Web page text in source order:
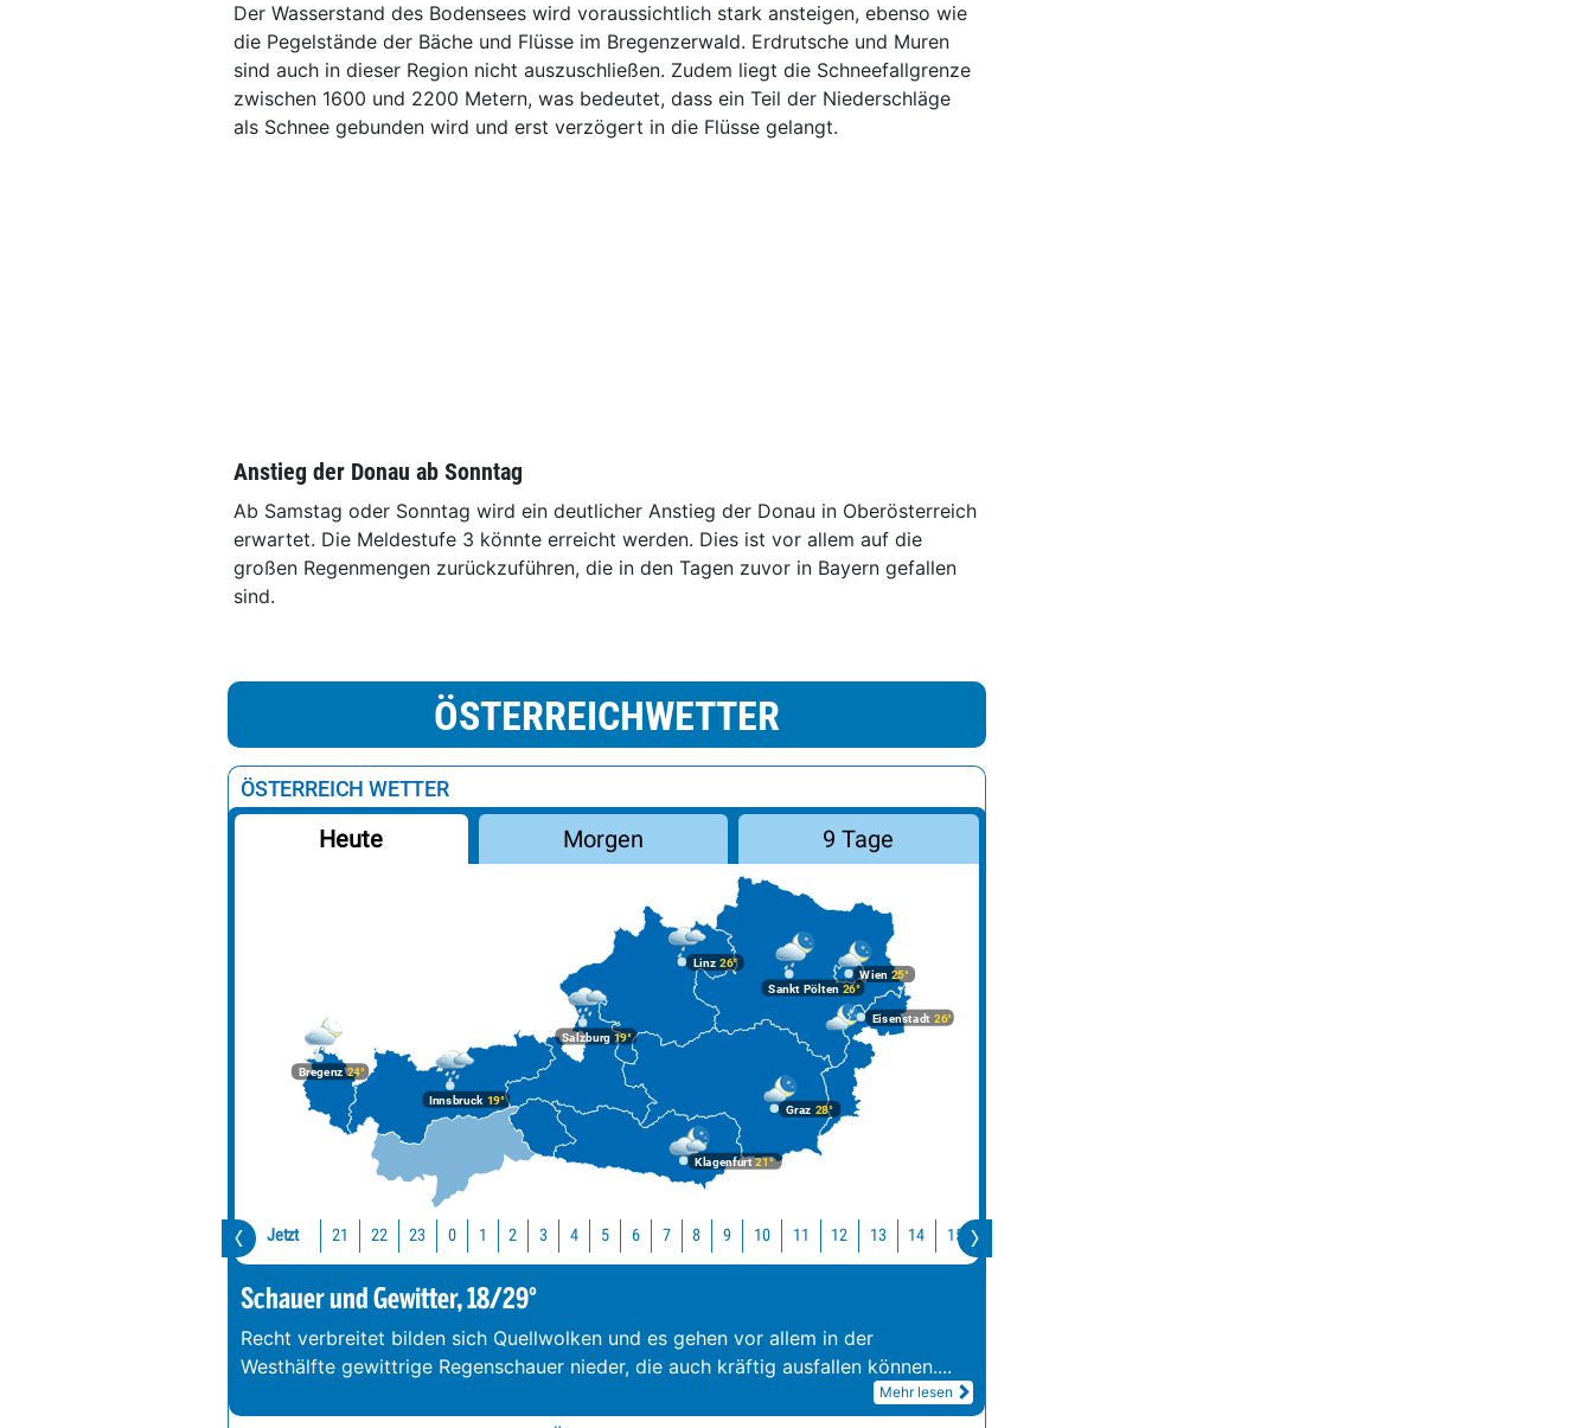
Der Wasserstand des Bodensees wird voraussichtlich stark ansteigen, ebenso wie
die Pegelstände der Bäche und Flüsse im Bregenzerwald. Erdrutsche und Muren
sind auch in dieser Region nicht auszuschließen. Zudem liegt die Schneefallgrenze
zwischen 1600 und 2200 Metern, was bedeutet, dass ein Teil der Niederschläge
als Schnee gebunden wird und erst verzögert in die Flüsse gelangt.
Anstieg der Donau ab Sonntag
Ab Samstag oder Sonntag wird ein deutlicher Anstieg der Donau in Oberösterreich
erwartet. Die Meldestufe 3 könnte erreicht werden. Dies ist vor allem auf die
großen Regenmengen zurückzuführen, die in den Tagen zuvor in Bayern gefallen
sind.
ÖSTERREICHWETTER
ÖSTERREICH WETTER
Heute Morgen 9 Tage
Bregenz24°
Graz 28°
Innsbruck19°
Klagenfurt21°
Linz 26°
Salzburg19°
Wien 25°
Eisenstadt 26°
Sankt Pölten 26°
Jetzt 21 22 23 0 1 2 3 4 5 6 7 8 9 10 11 12 13 14 15
Schauer und Gewitter, 18/29°
Recht verbreitet bilden sich Quellwolken und es gehen vor allem in der
Westhälfte gewittrige Regenschauer nieder, die auch kräftig ausfallen können....
Mehr lesen